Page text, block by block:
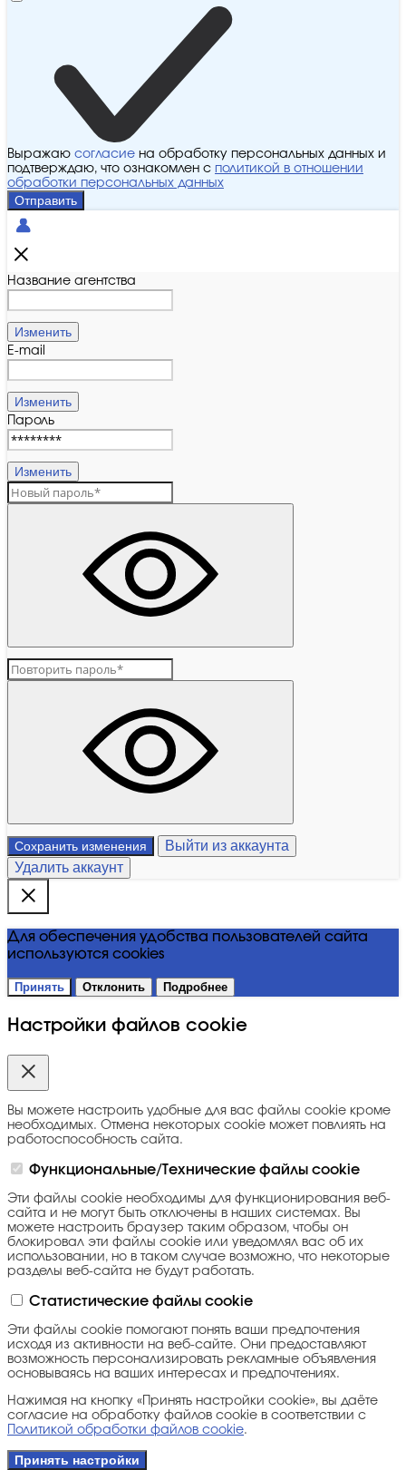
Выражаю согласие на обработку персональных данных и
подтверждаю, что ознакомлен с политикой в отношении
обработки персональных данных
Отправить
Название агентства
Изменить
E-mail
Изменить
Пароль
Изменить
Сохранить изменения
Выйти из аккаунта
Удалить аккаунт
Для обеспечения удобства пользователей сайта
используются cookies
Принять Отклонить Подробнее
Настройки файлов cookie
Вы можете настроить удобные для вас файлы cookie кроме
необходимых. Отмена некоторых cookie может повлиять на
работоспособность сайта.
Функциональные/Технические файлы cookie
Эти файлы cookie необходимы для функционирования веб-
сайта и не могут быть отключены в наших системах. Вы
можете настроить браузер таким образом, чтобы он
блокировал эти файлы cookie или уведомлял вас об их
использовании, но в таком случае возможно, что некоторые
разделы веб-сайта не будут работать.
Статистические файлы cookie
Эти файлы cookie помогают понять ваши предпочтения
исходя из активности на веб-сайте. Они предоставляют
возможность персонализировать рекламные объявления
основываясь на ваших интересах и предпочтениях.
Нажимая на кнопку «Принять настройки cookie», вы даёте
согласие на обработку файлов cookie в соответствии с
Политикой обработки файлов cookie.
Принять настройки